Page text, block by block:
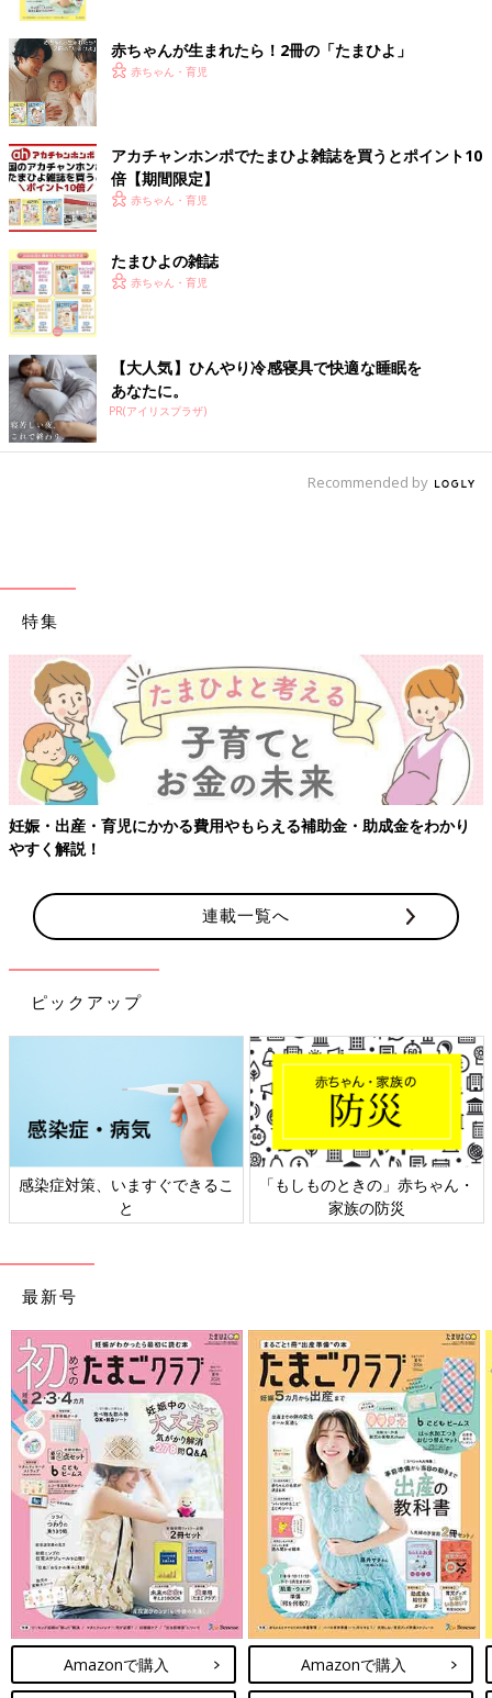
赤ちゃんが生まれたら！2冊の「たまひよ」
赤ちゃん・育児
アカチャンホンポでたまひよ雑誌を買うとポイント10
倍【期間限定】
赤ちゃん・育児
たまひよの雑誌
赤ちゃん・育児
【大人気】ひんやり冷感寝具で快適な睡眠を
あなたに。
PR(アイリスプラザ)
Recommended by
特集
出産・育児にかかる費用やもらえる補助金・助成金をわかり
解説！
【ワ
連載一覧へ
ピックアップ
感染症対策、いますぐできるこ
と
「もしものときの」赤ちゃん・
家族の防災
最新号
Amazonで購入 Amazonで購入